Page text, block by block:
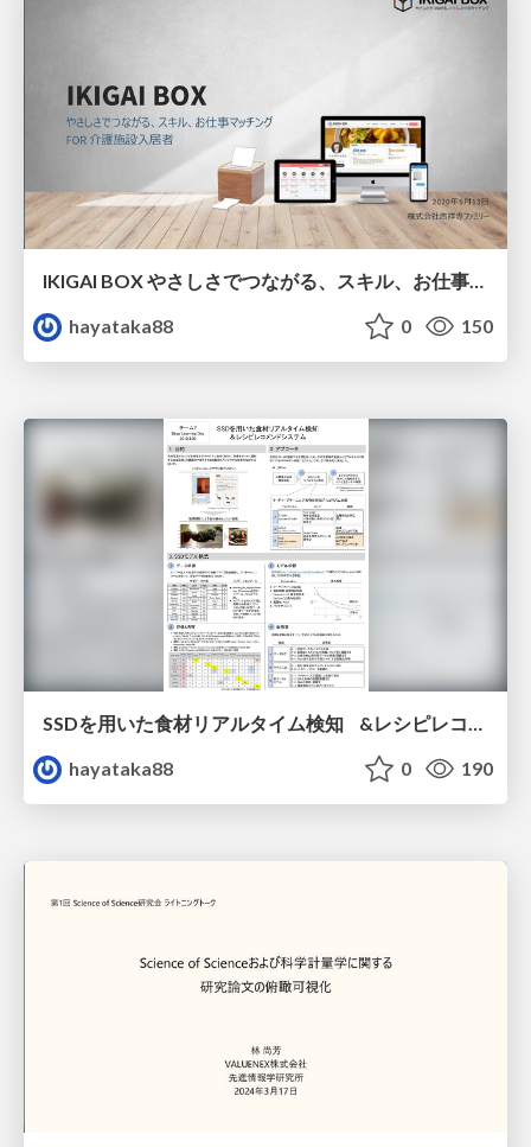
IKIGAI BOX やさしさでつながる、スキル、お仕事マッチング FOR 介護施設入居者
hayataka88
0 150
SSDを用いた食材リアルタイム検知 &レシピレコメンドシステム
hayataka88
0 190